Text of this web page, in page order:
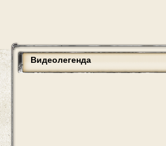
Видеолегенда